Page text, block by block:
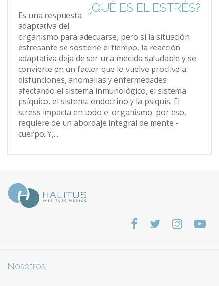
¿QUÉ ES EL ESTRÉS?
Es una respuesta
adaptativa del
organismo para adecuarse, pero si la situación
estresante se sostiene el tiempo, la reacción
adaptativa deja de ser una medida saludable y se
convierte en un factor que lo vuelve proclive a
disfunciones, anomalías y enfermedades
afectando el sistema inmunológico, el sistema
psíquico, el sistema endocrino y la psiquis. El
stress impacta en todo el organismo, por eso,
requiere de un abordaje integral de mente -
cuerpo. Y,...
Nosotros